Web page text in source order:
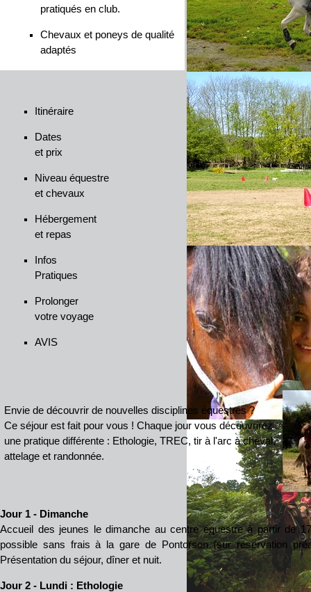
Itinéraire
Dates
et prix
Niveau équestre
et chevaux
Hébergement
et repas
Infos
Pratiques
Prolonger
votre voyage
AVIS
Envie de découvrir de nouvelles disciplines équestres ?
Ce séjour est fait pour vous ! Chaque jour vous découvrirez
une pratique différente : Ethologie, TREC, tir à l'arc à cheval,
attelage et randonnée.
Jour 1 - Dimanche
Accueil des jeunes le dimanche au centre équestre à partir de
possible sans frais à la gare de Pontorson (sur réservation
Présentation du séjour, dîner et nuit.
Jour 2 - Lundi : Ethologie
pratiqués en club.
Chevaux et poneys de qualité
adaptés